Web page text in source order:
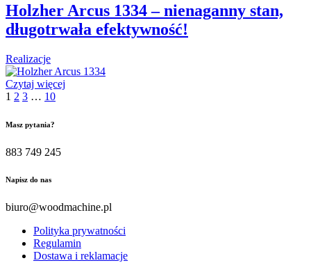
Holzher Arcus 1334 – nienaganny stan,
długotrwała efektywność!
Realizacje
Czytaj więcej
1 2 3 … 10
Masz pytania?
883 749 245
Napisz do nas
biuro@woodmachine.pl
Polityka prywatności
Regulamin
Dostawa i reklamacje